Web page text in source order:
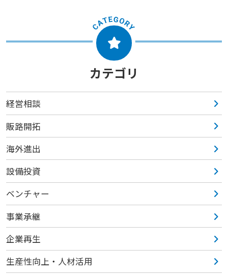
カテゴリ
経営相談
販路開拓
海外進出
設備投資
ベンチャー
事業承継
企業再生
生産性向上・人材活用